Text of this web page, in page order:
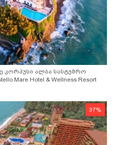
კორპუსი ალბა სასტუმრო
Mare Hotel & Wellness Resort
37%